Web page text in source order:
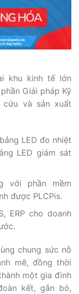
khu kinh tế lớn
Giải pháp Kỹ
cứu và sản xuất
LED đo nhiệt
LED giám sát
với phần mềm
được PLCPis.
ERP cho doanh
chung sức nỗ
mẽ, đồng thời
một gia đình
kết, gắn bó,